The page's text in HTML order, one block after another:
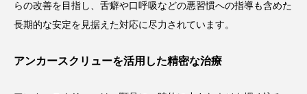
らの改善を目指し、舌癖や口呼吸などの悪習慣への指導も含めた
長期的な安定を見据えた対応に尽力されています。
アンカースクリューを活用した精密な治療